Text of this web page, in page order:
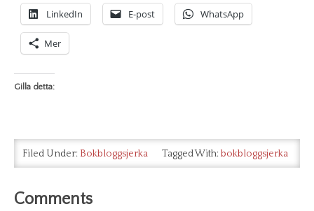
LinkedIn E-post WhatsApp
Mer
Gilla detta:
Filed Under: Bokbloggsjerka Tagged With:bokbloggsjerka
Comments